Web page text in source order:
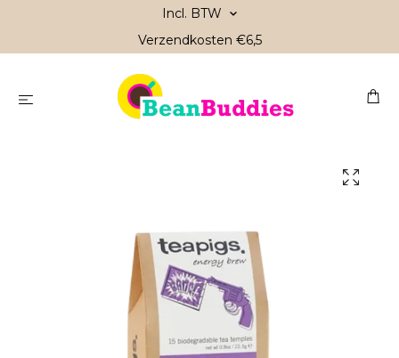
Incl. BTW
Verzendkosten €6,5